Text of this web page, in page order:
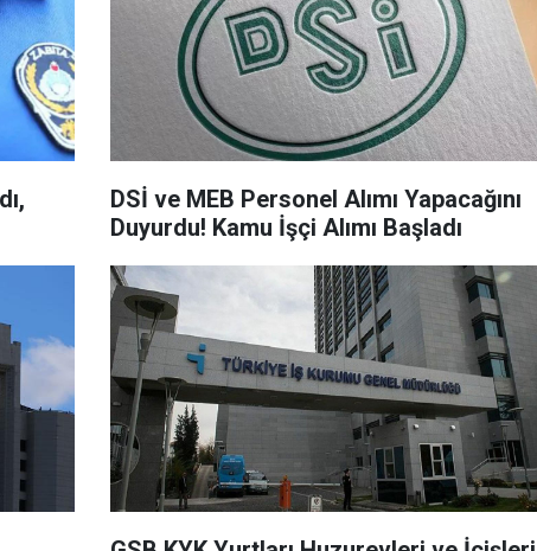
DSİ ve MEB Personel Alımı Yapacağını
Duyurdu! Kamu İşçi Alımı Başladı